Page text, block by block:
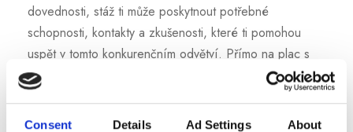
Consent Details Ad Settings About
dovednosti, stáž ti může poskytnout potřebné
schopnosti, kontakty a zkušenosti, které ti pomohou
uspět v tomto konkurenčním odvětví. Přímo na plac s
Prague Film Institute Prague Film Institute Ti nabízí
jedinečnou příležitost vyskoušet si své shopnosti v praxi
prostřednictvím...